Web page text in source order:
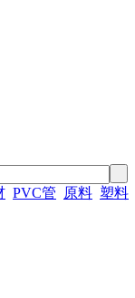
PVC管 原料 塑料